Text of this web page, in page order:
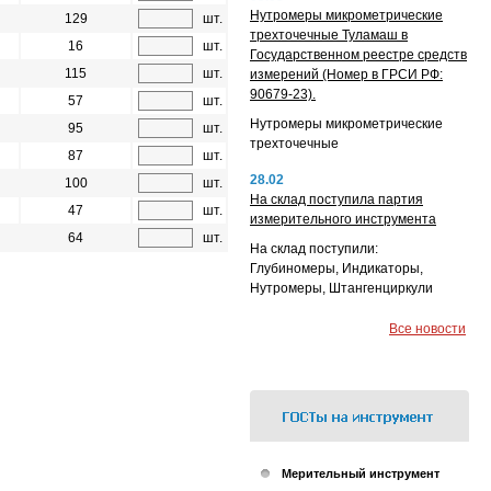
Нутромеры микрометрические
трехточечные Туламаш в
Государственном реестре средств
измерений (Номер в ГРСИ РФ:
90679-23).
Нутромеры микрометрические
трехточечные
28.02
На склад поступила партия
измерительного инструмента
На склад поступили:
Глубиномеры, Индикаторы,
Нутромеры, Штангенциркули
Все новости
Мерительный инструмент
129
шт.
16
шт.
115
шт.
57
шт.
95
шт.
87
шт.
100
шт.
47
шт.
64 шт.